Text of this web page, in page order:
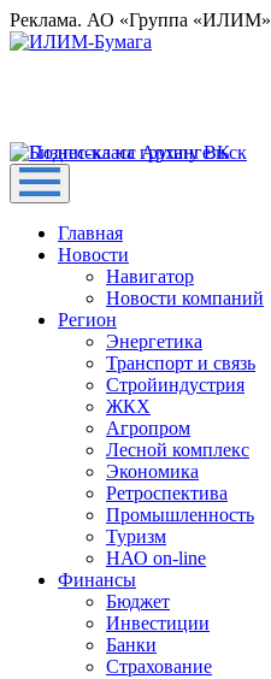
Реклама. АО «Группа
Главная
Новости
Навигатор
Новости компаний
Регион
Энергетика
Транспорт и связь
Стройиндустрия
ЖКХ
Агропром
Лесной комплекс
Экономика
Ретроспектива
Промышленность
Туризм
НАО on-line
Финансы
Бюджет
Инвестиции
Банки
Страхование